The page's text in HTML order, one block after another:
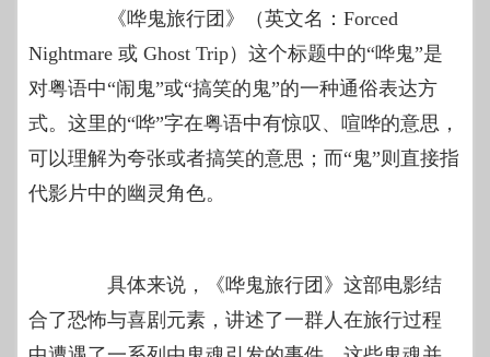
《哗鬼旅行团》（英文名：Forced
Nightmare 或 Ghost Trip）这个标题中的“哗鬼”是
对粤语中“闹鬼”或“搞笑的鬼”的一种通俗表达方
式。这里的“哗”字在粤语中有惊叹、喧哗的意思，
可以理解为夸张或者搞笑的意思；而“鬼”则直接指
代影片中的幽灵角色。
具体来说，《哗鬼旅行团》这部电影结
合了恐怖与喜剧元素，讲述了一群人在旅行过程